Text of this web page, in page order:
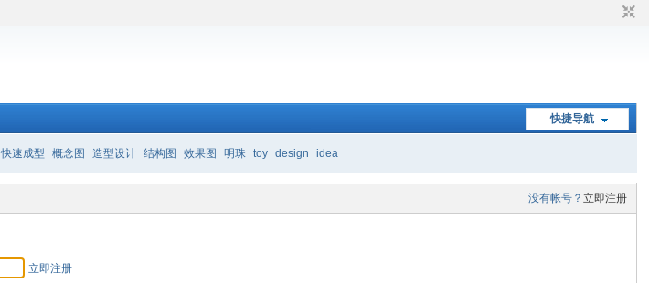
快捷导航
快速成型 概念图 造型设计 结构图 效果图 明珠 toy design idea
没有帐号？ 立即注册
立即注册